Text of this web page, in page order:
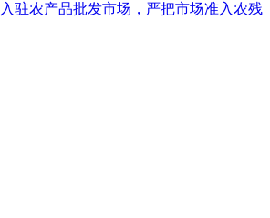
驻农产品批发市场，严把市场准入农残